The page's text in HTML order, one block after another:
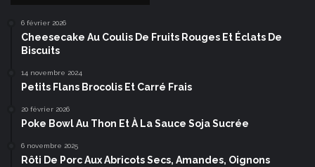
6 février 2026
Cheesecake Au Coulis De Fruits Rouges Et Éclats De
Biscuits
14 novembre 2024
Petits Flans Brocolis Et Carré Frais
20 février 2026
Poke Bowl Au Thon Et À La Sauce Soja Sucrée
6 novembre 2025
Rôti De Porc Aux Abricots Secs, Amandes, Oignons